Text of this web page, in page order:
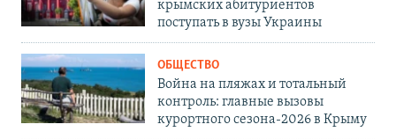
крымских абитуриентов
поступать в вузы Украины
ОБЩЕСТВО
Война на пляжах и тотальный
контроль: главные вызовы
курортного сезона-2026 в Крыму